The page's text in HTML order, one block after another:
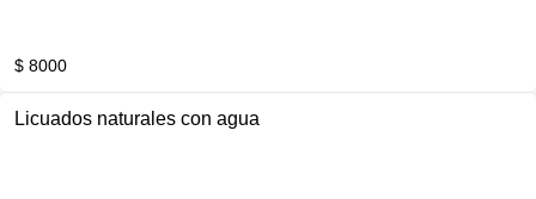
$ 8000
Licuados naturales con agua